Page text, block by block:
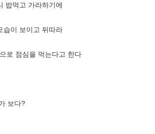
밥먹고 가라하기에
습이 보이고 뒤따라
로 점심을 먹는다고 한다
보다?